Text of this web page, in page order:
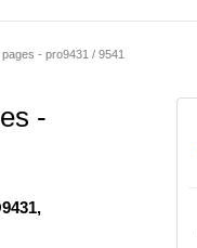
- pro9431 / 9541
-